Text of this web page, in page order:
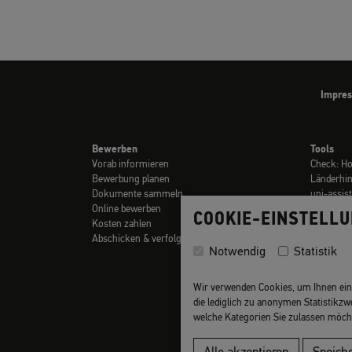
Bewerben
Vorab informieren
Bewerbung planen
Dokumente sammeln
Online bewerben
Kosten zahlen
Abschicken & verfolgen
Tools
Check:
uni-
Links
Video-
COOKIE-
Notwendig Statistik
Wir verwenden Cookies, um Ihnen
die lediglich zu anonymen
welche Kategorien Sie zulassen